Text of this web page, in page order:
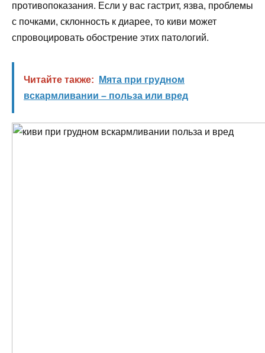
противопоказания. Если у вас гастрит, язва, проблемы
с почками, склонность к диарее, то киви может
спровоцировать обострение этих патологий.
Читайте также:
Мята при грудном
вскармливании – польза или вред